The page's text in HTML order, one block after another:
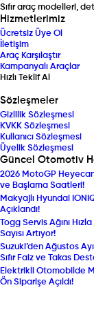
Sıfır araç modelleri,
Hizmetlerimiz
Ücretsiz Üye Ol
İletişim
Araç Karşılaştır
Kampanyalı Araçlar
Hızlı Teklif Al
Sözleşmeler
Gizlilik Sözleşmesi
KVKK Sözleşmesi
Kullanıcı Sözleşmesi
Üyelik Sözleşmesi
Güncel Otomotiv
2026 MotoGP
ve Başlama Saatleri!
Makyajlı Hyundai
Açıklandı!
Togg Servis Ağını
Sayısı Artıyor!
Suzuki’den Ağustos
Sıfır Faiz ve Takas
Elektrikli Otomobilde
Ön Siparişe Açıldı!